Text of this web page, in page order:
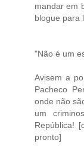
mandar em
blogue para
"Não é um
Avisem a
Pacheco
onde não
um
República!
pronto]